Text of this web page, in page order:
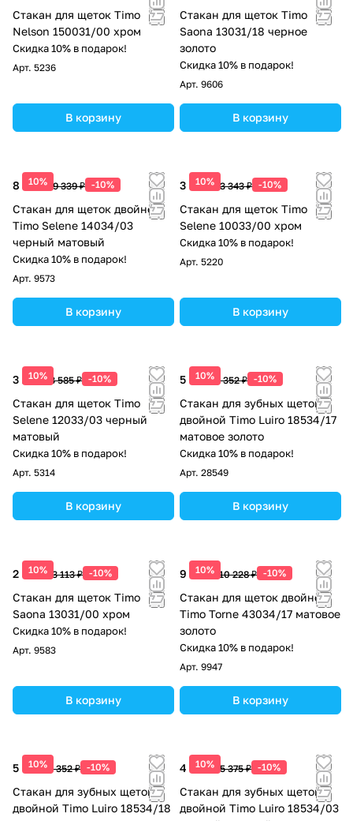
Стакан для щеток Timo
Nelson 150031/00 хром
Скидка 10% в подарок!
Арт. 5236
В корзину
Стакан для щеток Timo
Saona 13031/18 черное
золото
Скидка 10% в подарок!
Арт. 9606
В корзину
10%
8 405 ₽ 9 339 ₽ -10%
Стакан для щеток двойной
Timo Selene 14034/03
черный матовый
Скидка 10% в подарок!
Арт. 9573
В корзину
10%
3 009 ₽ 3 343 ₽ -10%
Стакан для щеток Timo
Selene 10033/00 хром
Скидка 10% в подарок!
Арт. 5220
В корзину
10%
3 227 ₽ 3 585 ₽ -10%
Стакан для щеток Timo
Selene 12033/03 черный
матовый
Скидка 10% в подарок!
Арт. 5314
В корзину
10%
5 717 ₽ 6 352 ₽ -10%
Стакан для зубных щеток
двойной Timo Luiro 18534/17
матовое золото
Скидка 10% в подарок!
Арт. 28549
В корзину
10%
2 802 ₽ 3 113 ₽ -10%
Стакан для щеток Timo
Saona 13031/00 хром
Скидка 10% в подарок!
Арт. 9583
В корзину
10%
9 205 ₽ 10 228 ₽ -10%
Стакан для щеток двойной
Timo Torne 43034/17 матовое
золото
Скидка 10% в подарок!
Арт. 9947
В корзину
10%
5 717 ₽ 6 352 ₽ -10%
Стакан для зубных щеток
двойной Timo Luiro 18534/18
10%
4 838 ₽ 5 375 ₽ -10%
Стакан для зубных щеток
двойной Timo Luiro 18534/03